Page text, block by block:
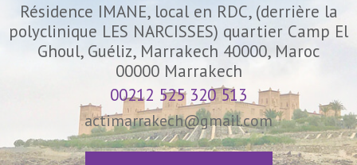
Résidence IMANE, local en RDC, (derrière la
polyclinique LES NARCISSES) quartier Camp El
Ghoul, Guéliz, Marrakech 40000, Maroc
00000 Marrakech
00212 525 320 513
actimarrakech@gmail.com